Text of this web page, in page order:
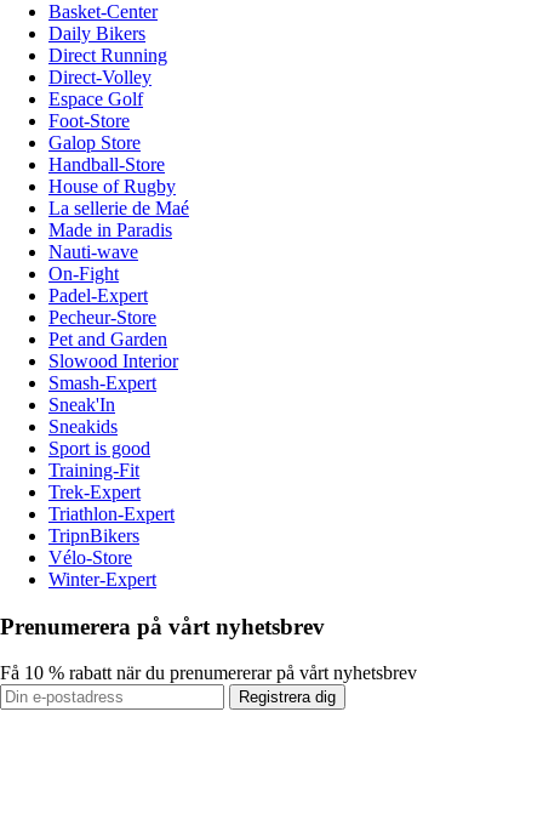
Basket-Center
Daily Bikers
Direct Running
Direct-Volley
Espace Golf
Foot-Store
Galop Store
Handball-Store
House of Rugby
La sellerie de Maé
Made in Paradis
Nauti-wave
On-Fight
Padel-Expert
Pecheur-Store
Pet and Garden
Slowood Interior
Smash-Expert
Sneak'In
Sneakids
Sport is good
Training-Fit
Trek-Expert
Triathlon-Expert
TripnBikers
Vélo-Store
Winter-Expert
Prenumerera på vårt nyhetsbrev
Få 10 % rabatt när du prenumererar på vårt nyhetsbrev
Registrera dig